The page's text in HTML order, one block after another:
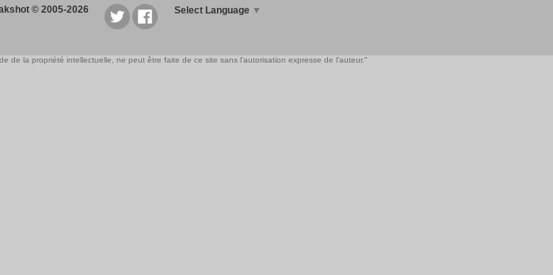
© 2005-2026 Select Language ▼
de la propriété intellectuelle, ne peut être faite de ce site sans l'autorisation expresse de l'auteur."